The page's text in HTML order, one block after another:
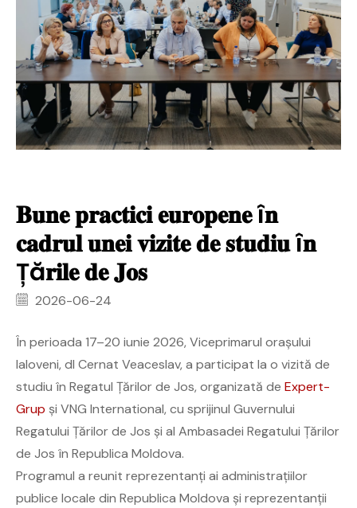
𝐁𝐮𝐧𝐞 𝐩𝐫𝐚𝐜𝐭𝐢𝐜𝐢 𝐞𝐮𝐫𝐨𝐩𝐞𝐧𝐞 î𝐧
𝐜𝐚𝐝𝐫𝐮𝐥 𝐮𝐧𝐞𝐢 𝐯𝐢𝐳𝐢𝐭𝐞 𝐝𝐞 𝐬𝐭𝐮𝐝𝐢𝐮 î𝐧
Ță𝐫𝐢𝐥𝐞 𝐝𝐞 𝐉𝐨𝐬
2026-06-24
În perioada 17–20 iunie 2026, Viceprimarul orașului
Ialoveni, dl Cernat Veaceslav, a participat la o vizită de
studiu în Regatul Țărilor de Jos, organizată de Expert-
Grup și VNG International, cu sprijinul Guvernului
Regatului Țărilor de Jos și al Ambasadei Regatului Țărilor
de Jos în Republica Moldova.
Programul a reunit reprezentanți ai administrațiilor
publice locale din Republica Moldova și reprezentanții